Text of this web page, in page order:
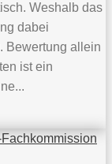
Weshalb das
dabei
Bewertung allein
ist ein